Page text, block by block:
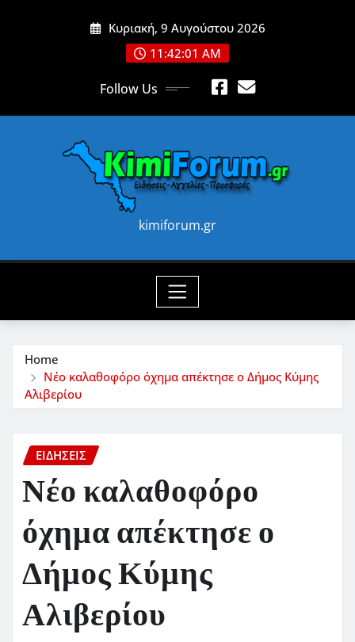
Κυριακή, 9 Αυγούστου 2026
11:42:03 AM
Follow Us
kimiforum.gr
Home
Νέο καλαθοφόρο όχημα απέκτησε ο Δήμος Κύμης
Αλιβερίου
ΕΙΔΗΣΕΙΣ
Νέο καλαθοφόρο
όχημα απέκτησε ο
Δήμος Κύμης
Αλιβερίου